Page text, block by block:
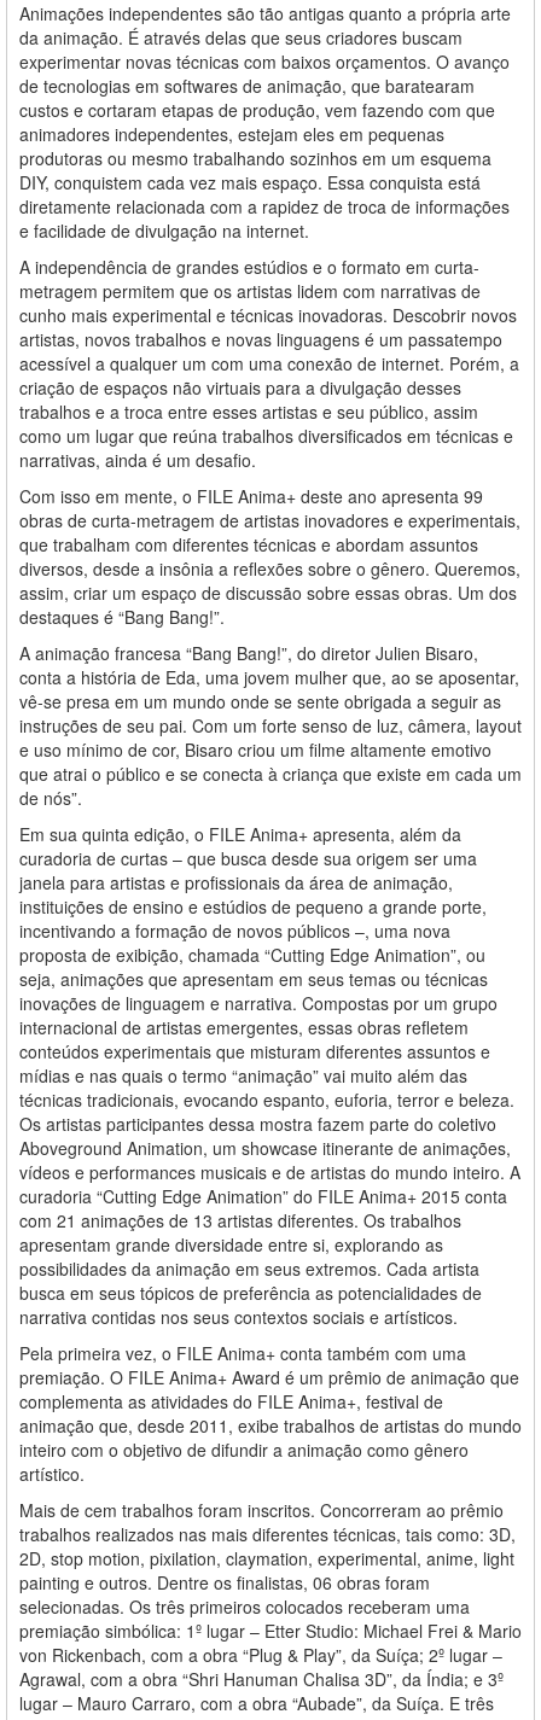
Animações independentes são tão antigas quanto a própria arte
da animação. É através delas que seus criadores buscam
experimentar novas técnicas com baixos orçamentos. O avanço
de tecnologias em softwares de animação, que baratearam
custos e cortaram etapas de produção, vem fazendo com que
animadores independentes, estejam eles em pequenas
produtoras ou mesmo trabalhando sozinhos em um esquema
DIY, conquistem cada vez mais espaço. Essa conquista está
diretamente relacionada com a rapidez de troca de informações
e facilidade de divulgação na internet.
A independência de grandes estúdios e o formato em curta-
metragem permitem que os artistas lidem com narrativas de
cunho mais experimental e técnicas inovadoras. Descobrir novos
artistas, novos trabalhos e novas linguagens é um passatempo
acessível a qualquer um com uma conexão de internet. Porém, a
criação de espaços não virtuais para a divulgação desses
trabalhos e a troca entre esses artistas e seu público, assim
como um lugar que reúna trabalhos diversificados em técnicas e
narrativas, ainda é um desafio.
Com isso em mente, o FILE Anima+ deste ano apresenta 99
obras de curta-metragem de artistas inovadores e experimentais,
que trabalham com diferentes técnicas e abordam assuntos
diversos, desde a insônia a reflexões sobre o gênero. Queremos,
assim, criar um espaço de discussão sobre essas obras. Um dos
destaques é “Bang Bang!”.
A animação francesa “Bang Bang!”, do diretor Julien Bisaro,
conta a história de Eda, uma jovem mulher que, ao se aposentar,
vê-se presa em um mundo onde se sente obrigada a seguir as
instruções de seu pai. Com um forte senso de luz, câmera, layout
e uso mínimo de cor, Bisaro criou um filme altamente emotivo
que atrai o público e se conecta à criança que existe em cada um
de nós”.
Em sua quinta edição, o FILE Anima+ apresenta, além da
curadoria de curtas – que busca desde sua origem ser uma
janela para artistas e profissionais da área de animação,
instituições de ensino e estúdios de pequeno a grande porte,
incentivando a formação de novos públicos –, uma nova
proposta de exibição, chamada “Cutting Edge Animation”, ou
seja, animações que apresentam em seus temas ou técnicas
inovações de linguagem e narrativa. Compostas por um grupo
internacional de artistas emergentes, essas obras refletem
conteúdos experimentais que misturam diferentes assuntos e
mídias e nas quais o termo “animação” vai muito além das
técnicas tradicionais, evocando espanto, euforia, terror e beleza.
Os artistas participantes dessa mostra fazem parte do coletivo
Aboveground Animation, um showcase itinerante de animações,
vídeos e performances musicais e de artistas do mundo inteiro. A
curadoria “Cutting Edge Animation” do FILE Anima+ 2015 conta
com 21 animações de 13 artistas diferentes. Os trabalhos
apresentam grande diversidade entre si, explorando as
possibilidades da animação em seus extremos. Cada artista
busca em seus tópicos de preferência as potencialidades de
narrativa contidas nos seus contextos sociais e artísticos.
Pela primeira vez, o FILE Anima+ conta também com uma
premiação. O FILE Anima+ Award é um prêmio de animação que
complementa as atividades do FILE Anima+, festival de
animação que, desde 2011, exibe trabalhos de artistas do mundo
inteiro com o objetivo de difundir a animação como gênero
artístico.
Mais de cem trabalhos foram inscritos. Concorreram ao prêmio
trabalhos realizados nas mais diferentes técnicas, tais como: 3D,
2D, stop motion, pixilation, claymation, experimental, anime, light
painting e outros. Dentre os finalistas, 06 obras foram
selecionadas. Os três primeiros colocados receberam uma
premiação simbólica: 1º lugar – Etter Studio: Michael Frei & Mario
von Rickenbach, com a obra “Plug & Play”, da Suíça; 2º lugar –
Agrawal, com a obra “Shri Hanuman Chalisa 3D”, da Índia; e 3º
lugar – Mauro Carraro, com a obra “Aubade”, da Suíça. E três